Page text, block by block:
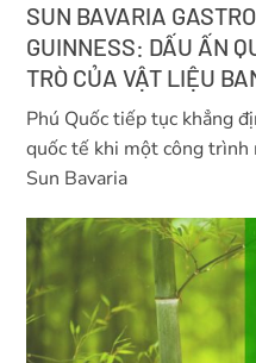
SUN BAVARIA
GUINNESS: DẤU ẤN
TRÒ CỦA VẬT LIỆU
Phú Quốc tiếp tục khẳng
quốc tế khi một công
Sun Bavaria